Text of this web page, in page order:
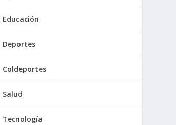
Educación
Deportes
Coldeportes
Salud
Tecnología